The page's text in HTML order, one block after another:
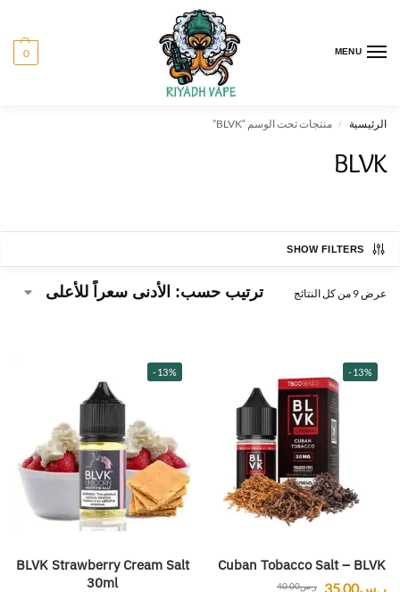
MENU
0
الرئيسية / منتجات تحت الوسم “BLVK”
BLVK
SHOW FILTERS
عرض ⁦9⁩ من كل النتائج
-13%
Cuban Tobacco Salt – BLVK
ر.س40.00 ر.س35.00
-13%
BLVK Strawberry Cream Salt
30ml